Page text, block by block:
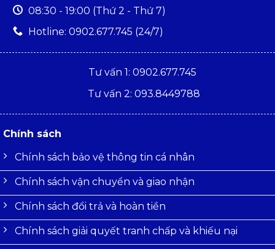
08:30 - 19:00 (Thứ 2 - Thứ 7)
Hotline: 0902.677.745 (24/7)
Tư vấn 1: 0902.677.745
Tư vấn 2: 093.8449788
Chính sách
Chính sách bảo vệ thông tin cá nhân
Chính sách vận chuyển và giao nhận
Chính sách đổi trả và hoàn tiền
Chính sách giải quyết tranh chấp và khiếu nại